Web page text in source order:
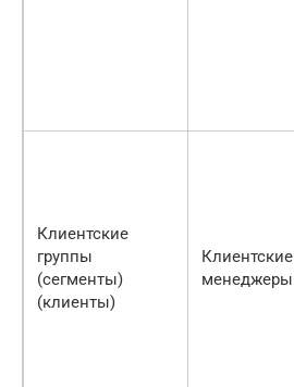
Клиентские
группы
(сегменты)
(клиенты)
Клиентские
менеджеры